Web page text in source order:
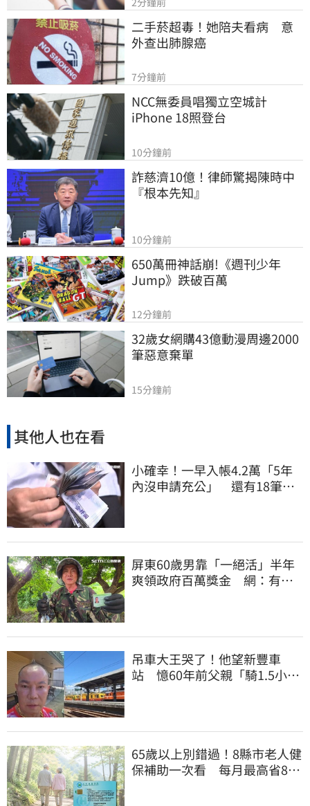
二手菸超毒！她陪夫看病　意
外查出肺腺癌
7分鐘前
NCC無委員唱獨立空城計
iPhone 18照登台
10分鐘前
詐慈濟10億！律師驚揭陳時中
『根本先知』
10分鐘前
650萬冊神話崩!《週刊少年
Jump》跌破百萬
12分鐘前
32歲女網購43億動漫周邊2000
筆惡意棄單
15分鐘前
其他人也在看
小確幸！一早入帳4.2萬「5年
內沒申請充公」 還有18筆錢
屏東60歲男靠「一絕活」半年
爽領政府百萬獎金 網：有人
吊車大王哭了！他望新豐車
站 憶60年前父親「騎1.5小時
65歲以上別錯過！8縣市老人健
保補助一次看 每月最高省826